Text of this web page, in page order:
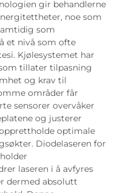
gir behandlerne
noe som
som
et nivå som ofte
Kjølesystemet har
tillater tilpasning
og krav til
områder får
sensorer overvåker
og justerer
optimale
Diodelaseren for
laseren i å avfyres
dermed absolutt